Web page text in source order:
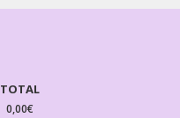
BIJOUX
TOTAL
0,00€